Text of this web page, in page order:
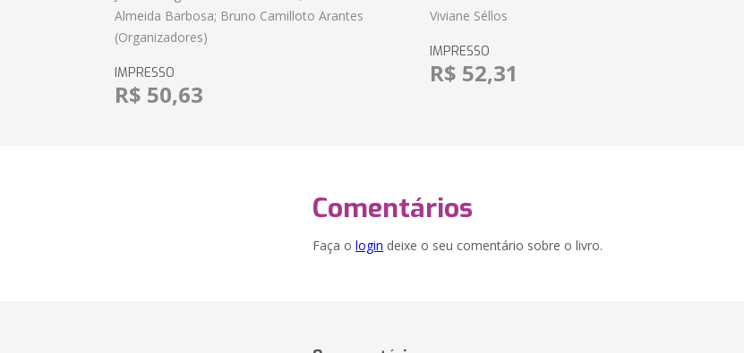
Almeida Barbosa; Bruno Camilloto Arantes
(Organizadores)
IMPRESSO
R$ 50,63
Viviane Séllos
IMPRESSO
R$ 52,31
Comentários
Faça o login deixe o seu comentário sobre o livro.